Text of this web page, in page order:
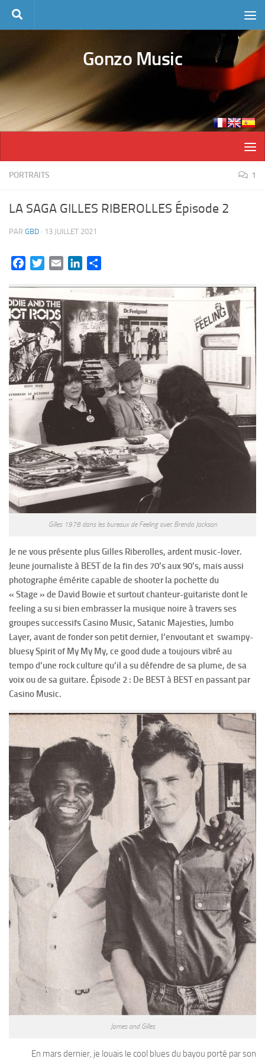
Skip to content
Gonzo Music
PORTRAITS 1
LA SAGA GILLES RIBEROLLES Épisode 2
PAR GBD · 13 JUILLET 2021
FacebookTwitterEmail LinkedIn
Gilles 1978 dans les bureaux de Feeling avec Brenda Jackson
Je ne vous présente plus Gilles Riberolles, ardent music-lover.
Jeune journaliste à BEST de la fin des 70’s aux 90’s, mais aussi
photographe émérite capable de shooter la pochette du
« Stage » de David Bowie et surtout chanteur-guitariste dont le
feeling a su si bien embrasser la musique noire à travers ses
groupes successifs Casino Music, Satanic Majesties, Jumbo
Layer, avant de fonder son petit dernier, l’envoutant et swampy-
bluesy Spirit of My My My, ce good dude a toujours vibré au
tempo d’une rock culture qu’il a su défendre de sa plume, de sa
voix ou de sa guitare. Épisode 2 : De BEST à BEST en passant par
Casino Music.
James and Gilles
En mars dernier, je louais le cool blues du bayou porté par son